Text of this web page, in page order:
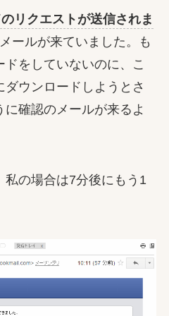
リクエストが送信されま
ールが来ていました。も
ドをしていないのに、こ
ウンロードしようとさ
確認のメールが来るよ
私の場合は7分後にもう1